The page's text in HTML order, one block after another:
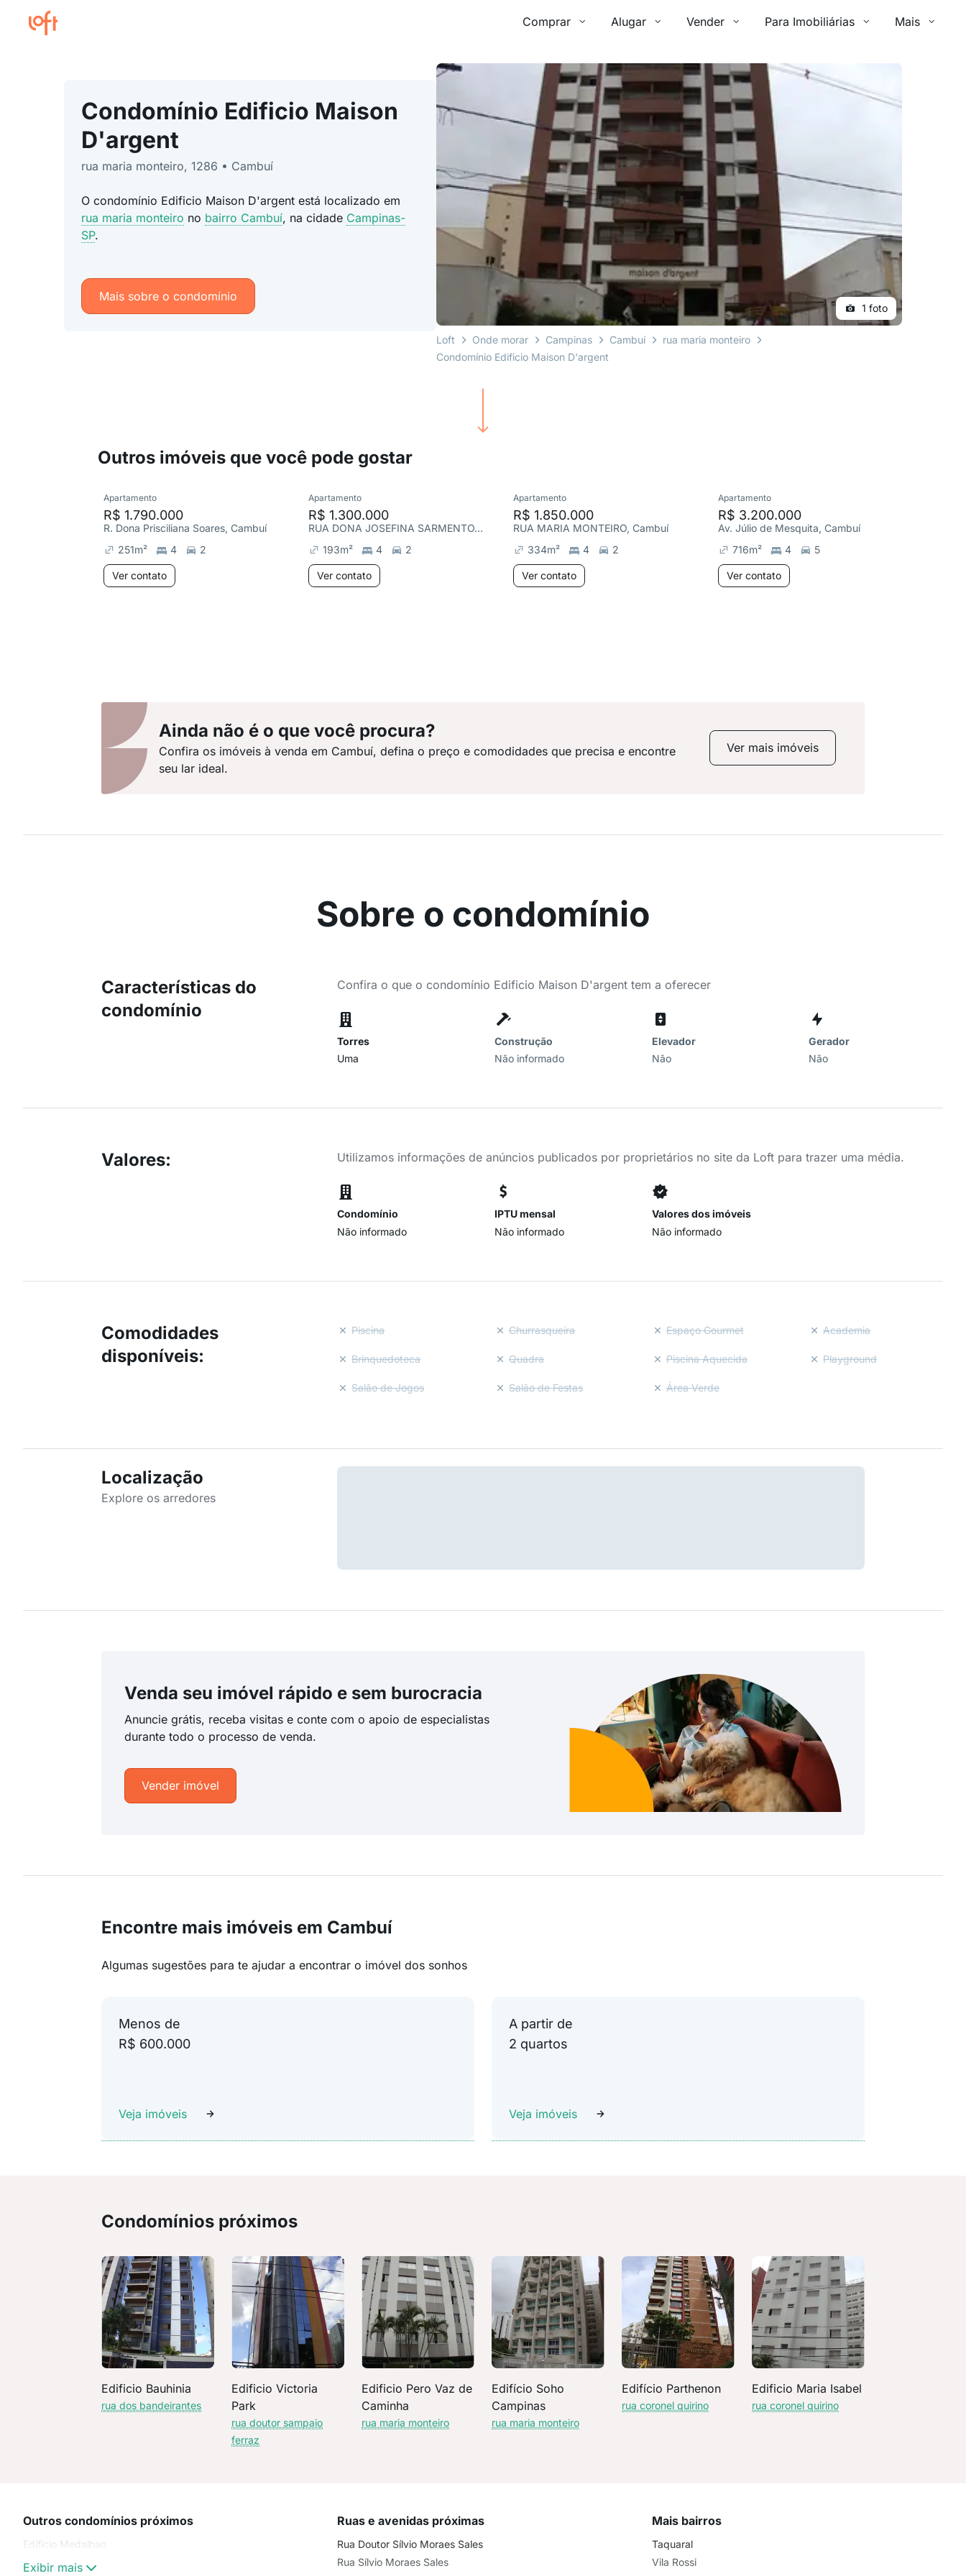
Comprar Alugar Vender Para Imobiliárias Mais
Condomínio Edificio Maison
D'argent
rua maria monteiro, 1286 • Cambuí
O condomínio Edificio Maison D'argent está localizado em
rua maria monteiro no bairro Cambuí, na cidade Campinas-
SP.
Mais sobre o condomínio
1 foto
Loft Onde morar Campinas Cambuí
rua maria monteiro
Condomínio Edificio Maison D'argent
Outros imóveis que você pode gostar
Apartamento
R$ 1.790.000
R. Dona Prisciliana Soares, Cambuí
251m² 4 2
Ver contato
Apartamento
R$ 1.300.000
RUA DONA JOSEFINA SARMENTO, Cambuí
193m² 4 2
Ver contato
Apartamento
R$ 1.850.000
RUA MARIA MONTEIRO, Cambuí
334m² 4 2
Ver contato
Apartamento
R$ 3.200.000
Av. Júlio de Mesquita, Cambuí
716m² 4 5
Ver contato
Ainda não é o que você procura?
Confira os imóveis à venda em Cambuí, defina o preço e comodidades que precisa e encontre
seu lar ideal.
Ver mais imóveis
Sobre o condomínio
Características do
condomínio
Confira o que o condomínio Edificio Maison D'argent tem a oferecer
Torres
Uma
Construção
Não informado
Elevador
Não
Gerador
Não
Valores: Utilizamos informações de anúncios publicados por proprietários no site da Loft para trazer uma média.
Condomínio
Não informado
IPTU mensal
Não informado
Valores dos imóveis
Não informado
Comodidades
disponíveis:
Piscina Churrasqueira Espaço Gourmet Academia
Brinquedoteca Quadra Piscina Aquecida Playground
Salão de Jogos Salão de Festas Área Verde
Localização
Explore os arredores
Venda seu imóvel rápido e sem burocracia
Anuncie grátis, receba visitas e conte com o apoio de especialistas
durante todo o processo de venda.
Vender imóvel
Encontre mais imóveis em Cambuí
Algumas sugestões para te ajudar a encontrar o imóvel dos sonhos
Menos de
R$ 600.000
Veja imóveis
A partir de
2 quartos
Veja imóveis
Condomínios próximos
Edificio Bauhinia
rua dos bandeirantes
Edificio Victoria
Park
rua doutor sampaio
ferraz
Edificio Pero Vaz de
Caminha
rua maria monteiro
Edifício Soho
Campinas
rua maria monteiro
Edifício Parthenon
rua coronel quirino
Edificio Maria Isabel
rua coronel quirino
Outros condomínios próximos
Edificio Medalhao
Exibir mais
Ruas e avenidas próximas
Rua Doutor Sílvio Moraes Sales
Rua Sílvio Moraes Sales
Mais bairros
Taquaral
Vila Rossi